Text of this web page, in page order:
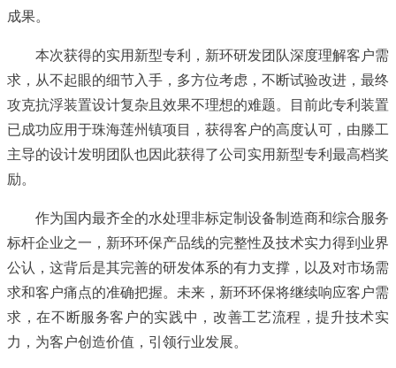
成果。
本次获得的实用新型专利，新环研发团队深度理解客户需
求，从不起眼的细节入手，多方位考虑，不断试验改进，最终
攻克抗浮装置设计复杂且效果不理想的难题。目前此专利装置
已成功应用于珠海莲州镇项目，获得客户的高度认可，由滕工
主导的设计发明团队也因此获得了公司实用新型专利最高档奖
励。
作为国内最齐全的水处理非标定制设备制造商和综合服务
标杆企业之一，新环环保产品线的完整性及技术实力得到业界
公认，这背后是其完善的研发体系的有力支撑，以及对市场需
求和客户痛点的准确把握。未来，新环环保将继续响应客户需
求，在不断服务客户的实践中，改善工艺流程，提升技术实
力，为客户创造价值，引领行业发展。